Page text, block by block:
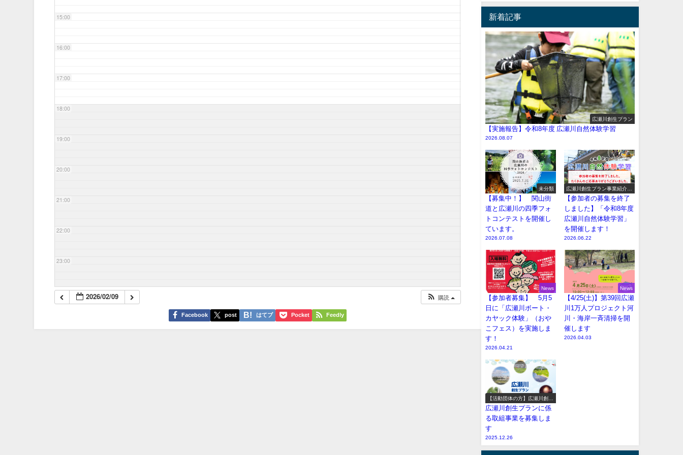
15:00
16:00
17:00
18:00
19:00
20:00
21:00
22:00
23:00
2026/02/09 購読
Facebook post はてブ Pocket Feedly
新着記事
広瀬川創生プラン
【実施報告】令和8年度 広瀬川自然体験学習
2026.08.07
未分類
【募集中！】 関山街
道と広瀬川の四季フォ
トコンテストを開催し
ています。
2026.07.08
広瀬川創生プラン事業紹介
（イベント系）
【参加者の募集を終了
しました】「令和8年度
広瀬川自然体験学習」
を開催します！
2026.06.22
News
【参加者募集】 5月5
日に「広瀬川ボート・
カヤック体験」（おや
こフェス）を実施しま
す！
2026.04.21
News
【4/25(土)】第39回広瀬
川1万人プロジェクト河
川・海岸一斉清掃を開
催します
2026.04.03
【活動団体の方】広瀬川創生
プラン参加事業の募集
広瀬川創生プランに係
る取組事業を募集しま
す
2025.12.26